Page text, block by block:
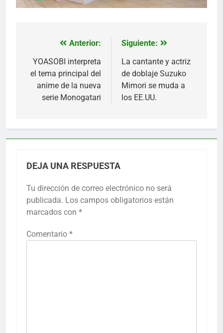
Navegación
de
entradas
Anterior:
YOASOBI interpreta
el tema principal del
anime de la nueva
serie Monogatari
Siguiente:
La cantante y actriz
de doblaje Suzuko
Mimori se muda a
los EE.UU.
DEJA UNA RESPUESTA
Tu dirección de correo electrónico no será
publicada. Los campos obligatorios están
marcados con *
Comentario *